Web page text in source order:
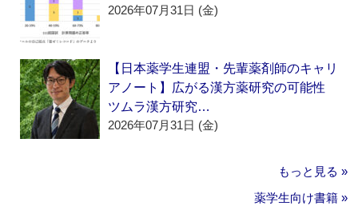
2026年07月31日 (金)
【日本薬学生連盟・先輩薬剤師のキャリ
アノート】広がる漢方薬研究の可能性
ツムラ漢方研究…
2026年07月31日 (金)
もっと見る »
薬学生向け書籍 »